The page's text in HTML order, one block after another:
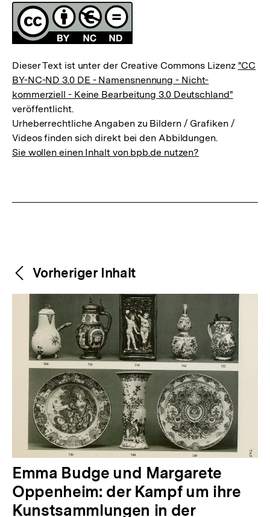
Fussnoten
Lizenz
Dieser Text ist unter der Creative Commons Lizenz "CC
BY-NC-ND 3.0 DE - Namensnennung - Nicht-
kommerziell - Keine Bearbeitung 3.0 Deutschland"
veröffentlicht.
Urheberrechtliche Angaben zu Bildern / Grafiken /
Videos finden sich direkt bei den Abbildungen.
Sie wollen einen Inhalt von bpb.de nutzen?
Weitere
Inhalte
Content-
Navigation
Vorheriger Inhalt
V
o
r
Emma Budge und Margarete
Oppenheim: der Kampf um ihre
Kunstsammlungen in der